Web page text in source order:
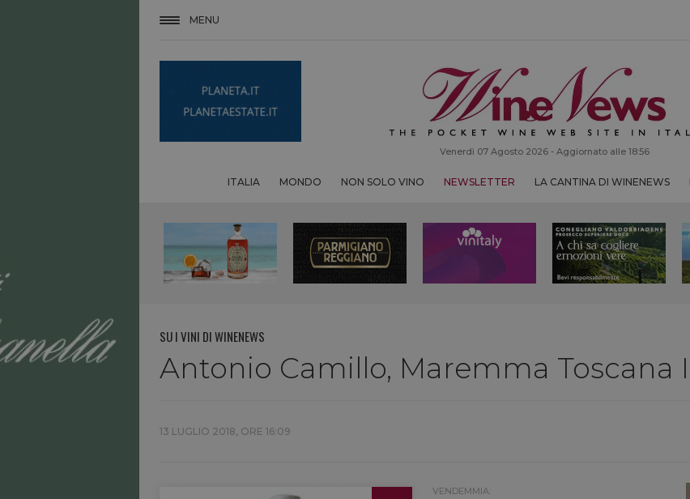
MENU
Venerdì 07 Agosto 2026 - Aggiornato alle 18:56
ITALIA MONDO NON SOLO VINO NEWSLETTER LA CANTINA DI WINENEWS
SU I VINI DI WINENEWS
Antonio Camillo, Maremma Toscana
13 LUGLIO 2018, ORE 16:09
VENDEMMIA: